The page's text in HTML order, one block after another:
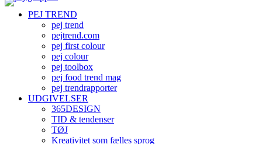
PEJ TREND
pej trend
pejtrend.com
pej first colour
pej colour
pej toolbox
pej food trend mag
pej trendrapporter
UDGIVELSER
365DESIGN
TID & tendenser
TØJ
Kreativitet som fælles sprog